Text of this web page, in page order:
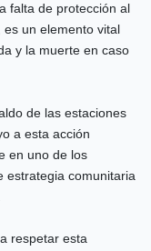
falta de protección al
un elemento vital
y la muerte en caso
de las estaciones
a esta acción
en uno de los
estrategia comunitaria
respetar esta